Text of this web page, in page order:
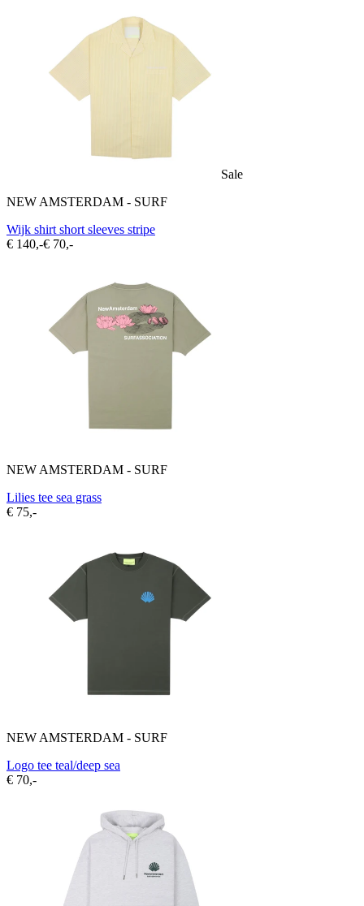
Sale
NEW AMSTERDAM - SURF
Wijk shirt short sleeves stripe
€ 140,-€ 70,-
NEW AMSTERDAM - SURF
Lilies tee sea grass
€ 75,-
NEW AMSTERDAM - SURF
Logo tee teal/deep sea
€ 70,-